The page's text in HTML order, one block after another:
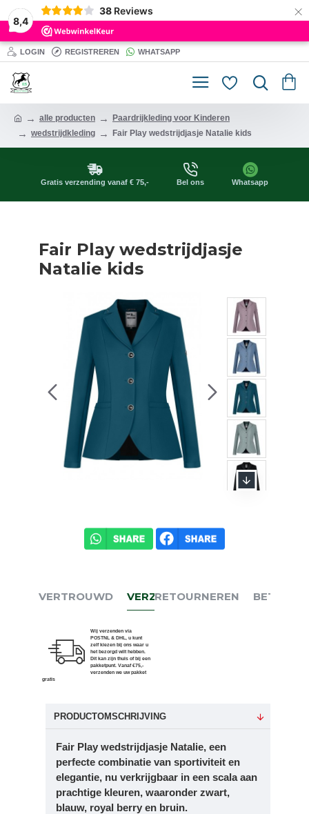
8,4
38 Reviews ×
LOGIN REGISTREREN WHATSAPP
alle producten
Paardrijkleding voor Kinderen
wedstrijdkleding
Fair Play wedstrijdjasje Natalie kids
Gratis verzending vanaf € 75,- Bel ons Whatsapp
Fair Play wedstrijdjasje
Natalie kids
VERTROUWD VERZENDEN
Wij verzenden via
POSTNL & DHL, u kunt
zelf kiezen bij ons waar u
het bezorgd wilt hebben.
Dit kan zijn thuis of bij een
pakketpunt. Vanaf €75,-
verzenden we uw pakket
gratis
RETOURNEREN BETALEN
PRODUCTOMSCHRIJVING
Fair Play wedstrijdjasje Natalie, een
perfecte combinatie van sportiviteit en
elegantie, nu verkrijgbaar in een scala aan
prachtige kleuren, waaronder zwart,
blauw, royal berry en bruin.